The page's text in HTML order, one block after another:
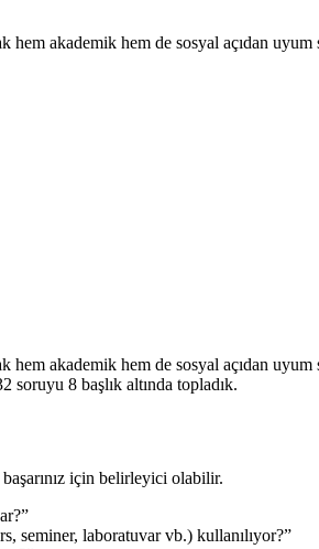
akademik hem de sosyal açıdan uyum
akademik hem de sosyal açıdan uyum
soruyu 8 başlık altında topladık.
için belirleyici olabilir.
seminer, laboratuvar vb.) kullanılıyor?”